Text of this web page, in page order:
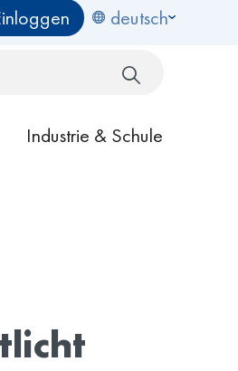
deutsch
Search
Industrie & Schule